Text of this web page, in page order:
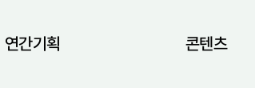
연간기획 콘텐츠